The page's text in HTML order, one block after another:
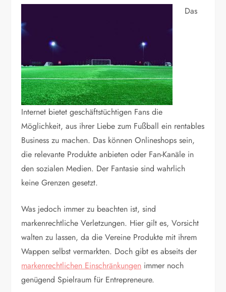
Das
Internet bietet geschäftstüchtigen Fans die
Möglichkeit, aus ihrer Liebe zum Fußball ein rentables
Business zu machen. Das können Onlineshops sein,
die relevante Produkte anbieten oder Fan-Kanäle in
den sozialen Medien. Der Fantasie sind wahrlich
keine Grenzen gesetzt.
Was jedoch immer zu beachten ist, sind
markenrechtliche Verletzungen. Hier gilt es, Vorsicht
walten zu lassen, da die Vereine Produkte mit ihrem
Wappen selbst vermarkten. Doch gibt es abseits der
markenrechtlichen Einschränkungen immer noch
genügend Spielraum für Entrepreneure.